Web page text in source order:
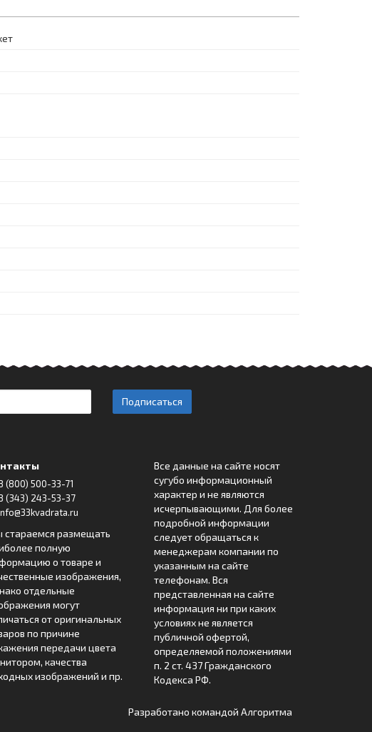
Подписаться
(800) 500-33-71
(343) 243-53-37
размещать
полную
о товаре и
изображения,
отдельные
могут
от оригинальных
по причине
передачи цвета
качества
изображений и пр.
Все данные на сайте носят
сугубо информационный
характер и не являются
исчерпывающими. Для более
подробной информации
следует обращаться к
менеджерам компании по
указанным на сайте
телефонам. Вся
представленная на сайте
информация ни при каких
условиях не является
публичной офертой,
определяемой положениями
п. 2 ст. 437 Гражданского
Кодекса РФ.
Разработано командой Алгоритма